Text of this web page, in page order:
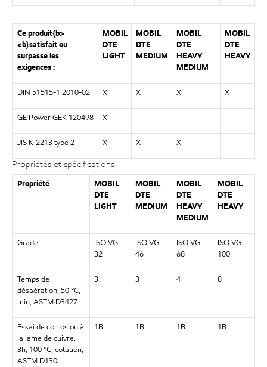
Ce produit{b>
<b}satisfait ou
surpasse les
exigences :
MOBIL
DTE
LIGHT
MOBIL
DTE
MEDIUM
MOBIL
DTE
HEAVY
MEDIUM
MOBIL
DTE
HEAVY
DIN 51515-1:2010-02 X X X X
GE Power GEK 120498 X
JIS K-2213 type 2 X X X
Propriétés et spécifications
Propriété
MOBIL
DTE
LIGHT
MOBIL
DTE
MEDIUM
MOBIL
DTE
HEAVY
MEDIUM
MOBIL
DTE
HEAVY
Grade
ISO VG
32
ISO VG
46
ISO VG
68
ISO VG
100
Temps de
désaération, 50 °C,
min, ASTM D3427
3 3 4 8
Essai de corrosion à
la lame de cuivre,
3h, 100 °C, cotation,
ASTM D130
1B 1B 1B 1B